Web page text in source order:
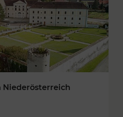
Niederösterreich